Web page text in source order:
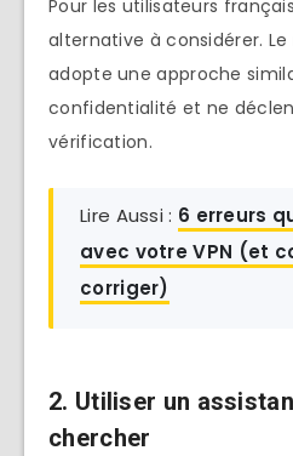
Pour les utilisateurs
alternative à considérer.
adopte une approche
confidentialité et ne
vérification.
Lire Aussi : 6 erreurs
avec votre VPN (et
corriger)
2. Utiliser un
chercher